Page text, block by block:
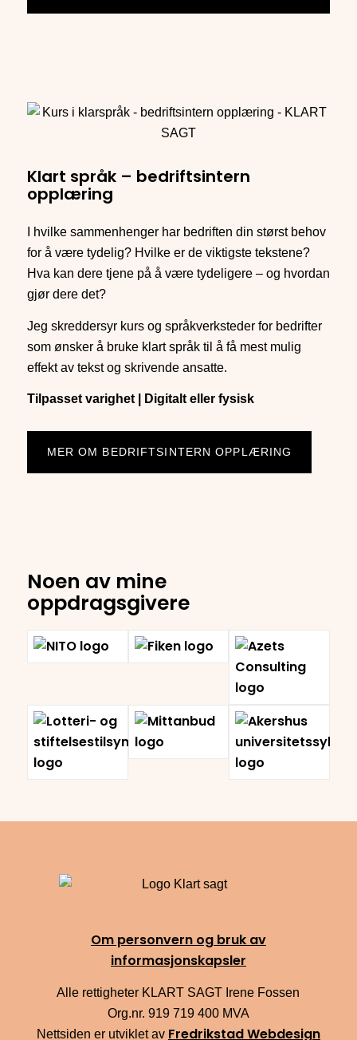
Klart språk – bedriftsintern
opplæring
I hvilke sammenhenger har bedriften din størst behov
for å være tydelig? Hvilke er de viktigste tekstene?
Hva kan dere tjene på å være tydeligere – og hvordan
gjør dere det?
Jeg skreddersyr kurs og språkverksteder for bedrifter
som ønsker å bruke klart språk til å få mest mulig
effekt av tekst og skrivende ansatte.
Tilpasset varighet | Digitalt eller fysisk
MER OM BEDRIFTSINTERN OPPLÆRING
Noen av mine
oppdragsgivere
Om personvern og bruk av
informasjonskapsler
Alle rettigheter KLART SAGT Irene Fossen
Org.nr. 919 719 400 MVA
Nettsiden er utviklet av Fredrikstad Webdesign